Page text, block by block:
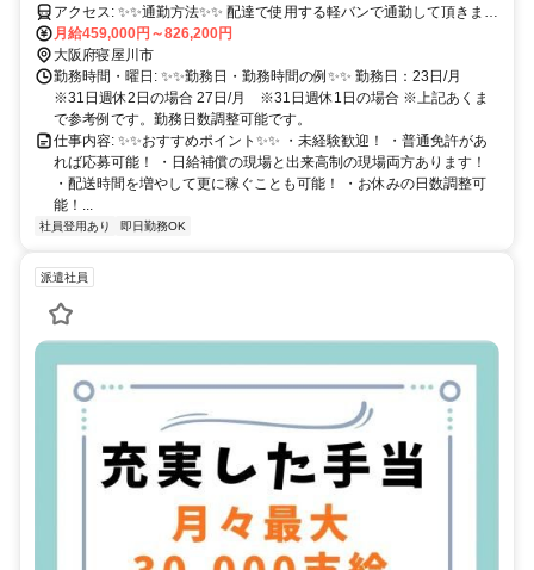
払い✨寮完備✨
アクセス: ✨✨通勤方法✨✨ 配達で使用する軽バンで通勤して頂きま
す！
月給459,000円～826,200円
大阪府寝屋川市
勤務時間・曜日: ✨✨勤務日・勤務時間の例✨✨ 勤務日：23日/月
※31日週休2日の場合 27日/月 ※31日週休1日の場合 ※上記あくま
で参考例です。勤務日数調整可能です。
仕事内容: ✨✨おすすめポイント✨✨ ・未経験歓迎！ ・普通免許があ
れば応募可能！ ・日給補償の現場と出来高制の現場両方あります！
・配送時間を増やして更に稼ぐことも可能！ ・お休みの日数調整可
能！...
社員登用あり 即日勤務OK
派遣社員